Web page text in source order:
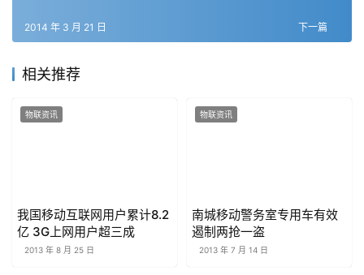
下一篇
2014 年 3 月 21 日
相关推荐
物联资讯
我国移动互联网用户累计8.2
亿 3G上网用户超三成
2013 年 8 月 25 日
物联资讯
南城移动警务室专用车有效
遏制两抢一盗
2013 年 7 月 14 日